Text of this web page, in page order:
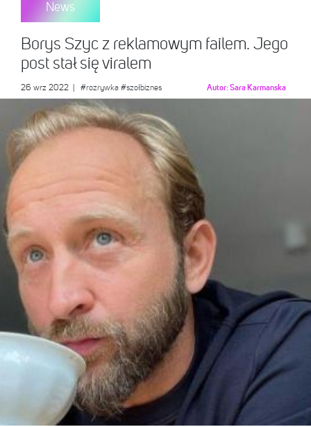
News
Borys Szyc z reklamowym failem. Jego
post stał się viralem
26 wrz 2022 #rozrywka #szołbiznes Autor:Sara Karmanska